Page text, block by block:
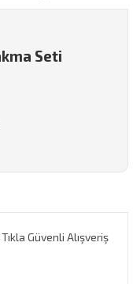
Seti
Güvenli Alışveriş